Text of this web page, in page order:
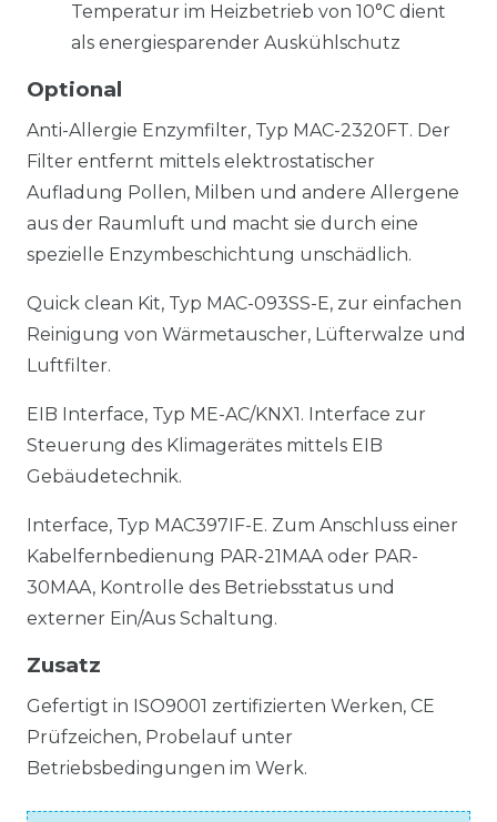
Temperatur im Heizbetrieb von 10°C dient
als energiesparender Auskühlschutz
Optional
Anti-Allergie Enzymfilter, Typ MAC-2320FT. Der
Filter entfernt mittels elektrostatischer
Aufladung Pollen, Milben und andere Allergene
aus der Raumluft und macht sie durch eine
spezielle Enzymbeschichtung unschädlich.
Quick clean Kit, Typ MAC-093SS-E, zur einfachen
Reinigung von Wärmetauscher, Lüfterwalze und
Luftfilter.
EIB Interface, Typ ME-AC/KNX1. Interface zur
Steuerung des Klimagerätes mittels EIB
Gebäudetechnik.
Interface, Typ MAC397IF-E. Zum Anschluss einer
Kabelfernbedienung PAR-21MAA oder PAR-
30MAA, Kontrolle des Betriebsstatus und
externer Ein/Aus Schaltung.
Zusatz
Gefertigt in ISO9001 zertifizierten Werken, CE
Prüfzeichen, Probelauf unter
Betriebsbedingungen im Werk.